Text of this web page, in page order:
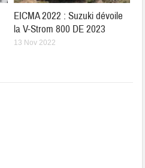
EICMA 2022 : Suzuki dévoile
la V-Strom 800 DE 2023
13 Nov 2022